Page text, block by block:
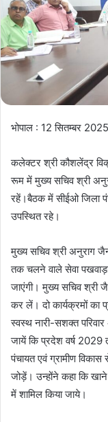
भोपाल : 12 सितम्बर 2025
कलेक्टर श्री कौशलेंद्र
रूम में मुख्य सचिव श्री
रहें।बैठक में सीईओ जिला
उपस्थित रहे।
मुख्य सचिव श्री अनुराग
तक चलने वाले सेवा
जाएंगी। मुख्य सचिव श्री
कर लें। दो कार्यक्रमों का
स्वस्थ नारी-सशक्त
जायें कि प्रदेश वर्ष
पंचायत एवं ग्रामीण
जोड़ें। उन्होंने कहा कि
में शामिल किया जाये।